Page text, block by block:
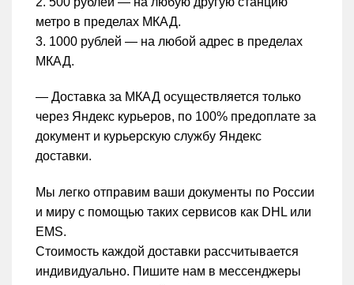
метро в пределах МКАД.
3. 1000 рублей — на любой адрес в пределах
МКАД.
— Доставка за МКАД осуществляется только
через Яндекс курьеров, по 100% предоплате за
документ и курьерскую службу Яндекс
доставки.
Мы легко отправим ваши документы по России
и миру с помощью таких сервисов как DHL или
EMS.
Стоимость каждой доставки рассчитывается
индивидуально. Пишите нам в мессенджеры